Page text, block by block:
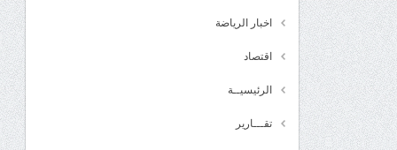
اخبار الرياضة
اقتصاد
الرئيسيــة
تقـــارير